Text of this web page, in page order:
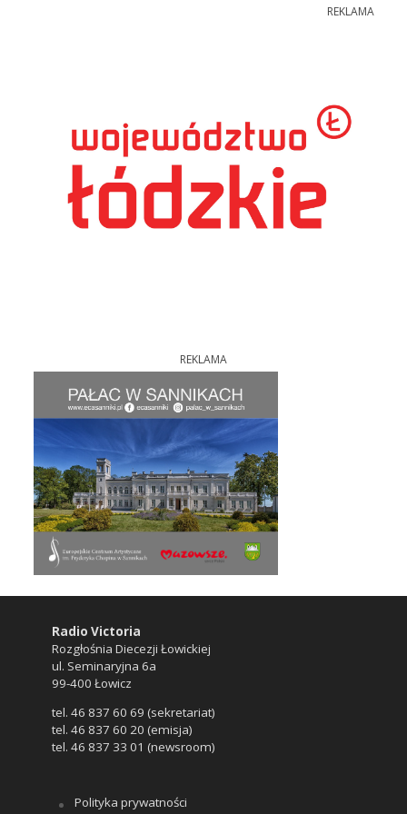
REKLAMA
REKLAMA
Radio Victoria
Rozgłośnia Diecezji Łowickiej
ul. Seminaryjna 6a
99-400 Łowicz
tel. 46 837 60 69 (sekretariat)
tel. 46 837 60 20 (emisja)
tel. 46 837 33 01 (newsroom)
Polityka prywatności